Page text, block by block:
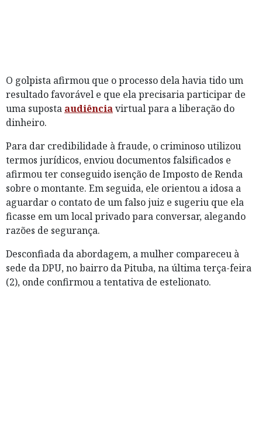
O golpista afirmou que o processo dela havia tido um
resultado favorável e que ela precisaria participar de
uma suposta audiênciavirtual para a liberação do
dinheiro.
Para dar credibilidade à fraude, o criminoso utilizou
termos jurídicos, enviou documentos falsificados e
afirmou ter conseguido isenção de Imposto de Renda
sobre o montante. Em seguida, ele orientou a idosa a
aguardar o contato de um falso juiz e sugeriu que ela
ficasse em um local privado para conversar, alegando
razões de segurança.
Desconfiada da abordagem, a mulher compareceu à
sede da DPU, no bairro da Pituba, na última terça-feira
(2), onde confirmou a tentativa de estelionato.